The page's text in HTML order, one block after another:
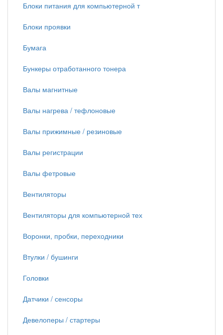
Блоки питания для компьютерной т
Блоки проявки
Бумага
Бункеры отработанного тонера
Валы магнитные
Валы нагрева / тефлоновые
Валы прижимные / резиновые
Валы регистрации
Валы фетровые
Вентиляторы
Вентиляторы для компьютерной тех
Воронки, пробки, переходники
Втулки / бушинги
Головки
Датчики / сенсоры
Девелоперы / стартеры